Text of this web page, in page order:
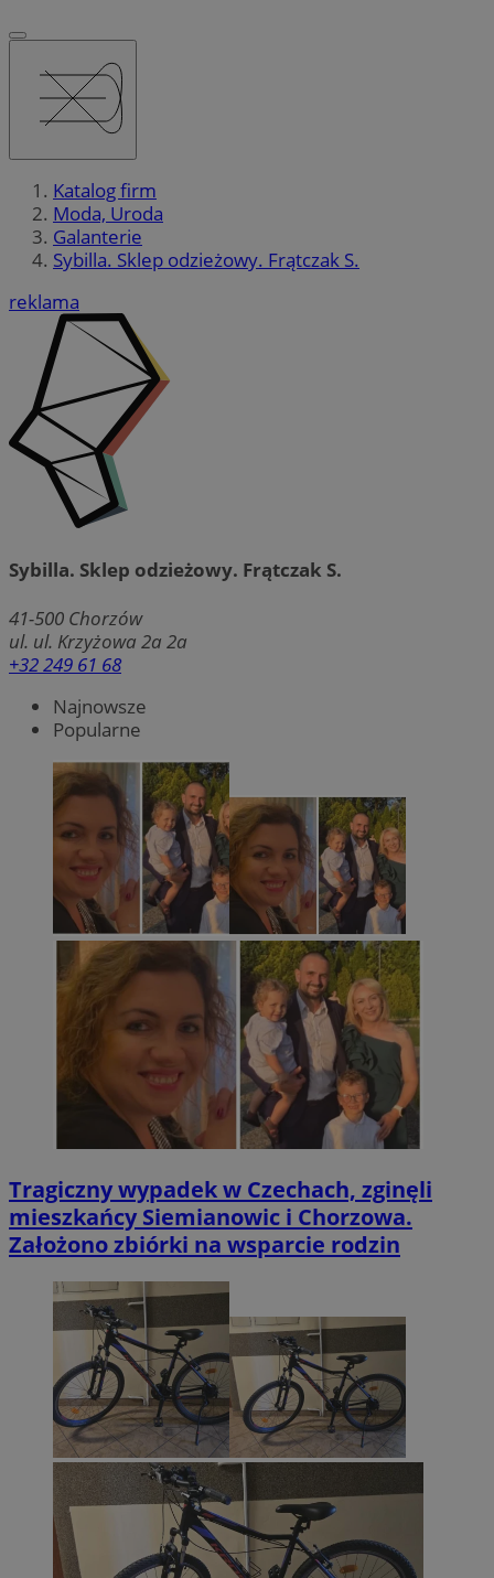
Katalog firm
Moda, Uroda
Galanterie
Sybilla. Sklep odzieżowy. Frątczak S.
reklama
Sybilla. Sklep odzieżowy. Frątczak S.
41-500 Chorzów
ul. ul. Krzyżowa 2a 2a
+32 249 61 68
Najnowsze
Popularne
Tragiczny wypadek w Czechach, zginęli
mieszkańcy Siemianowic i Chorzowa.
Założono zbiórki na wsparcie rodzin